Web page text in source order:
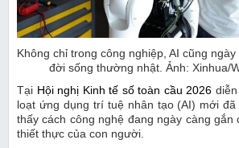
Không chỉ trong công nghiệp, AI cũng
đời sống thường nhật. Ảnh: Xinhua/
Tại Hội nghị Kinh tế số toàn cầu 2026
loạt ứng dụng trí tuệ nhân tạo (AI) mới
thấy cách công nghệ đang ngày càng gắn
thiết thực của con người.